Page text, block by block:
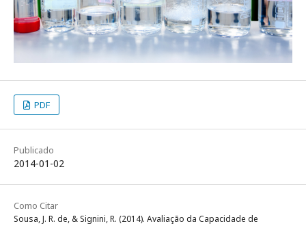
PDF
Publicado
2014-01-02
Como Citar
Sousa, J. R. de, & Signini, R. (2014). Avaliação da Capacidade de